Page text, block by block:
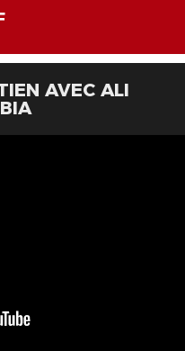
AVEC ALI